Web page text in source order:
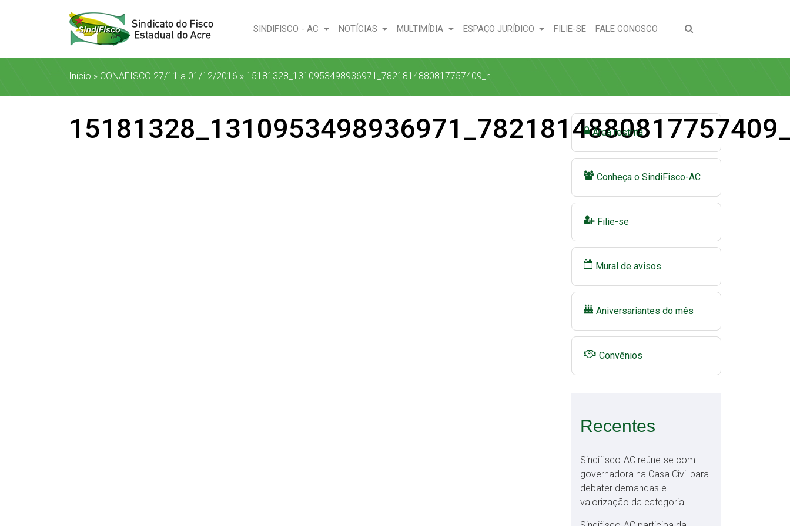
SINDIFISCO - AC NOTÍCIAS MULTIMÍDIA ESPAÇO JURÍDICO FILIE-SE(CURRENT)
FALE CONOSCO (CURRENT)
Início » CONAFISCO 27/11 a 01/12/2016 » 15181328_1310953498936971_7821814880817757409_n
Área restrita
Conheça o SindiFisco-AC
Filie-se
Mural de avisos
Aniversariantes do mês
Convênios
Recentes
Sindifisco-AC reúne-se com
governadora na Casa Civil para
debater demandas e
valorização da categoria